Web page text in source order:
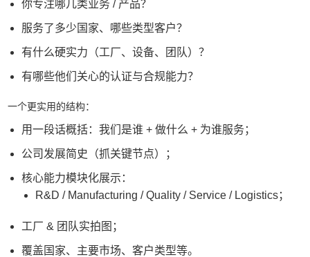
你专注哪几类业务 / 产品？
服务了多少国家、哪些类型客户？
有什么硬实力（工厂、设备、团队）？
有哪些他们关心的认证与合规能力？
一个更实用的结构：
用一段话概括：我们是谁 + 做什么 + 为谁服务；
公司发展简史（抓关键节点）；
核心能力模块化展示：
R&D / Manufacturing / Quality / Service / Logistics；
工厂 & 团队实拍图；
覆盖国家、主要市场、客户类型等。